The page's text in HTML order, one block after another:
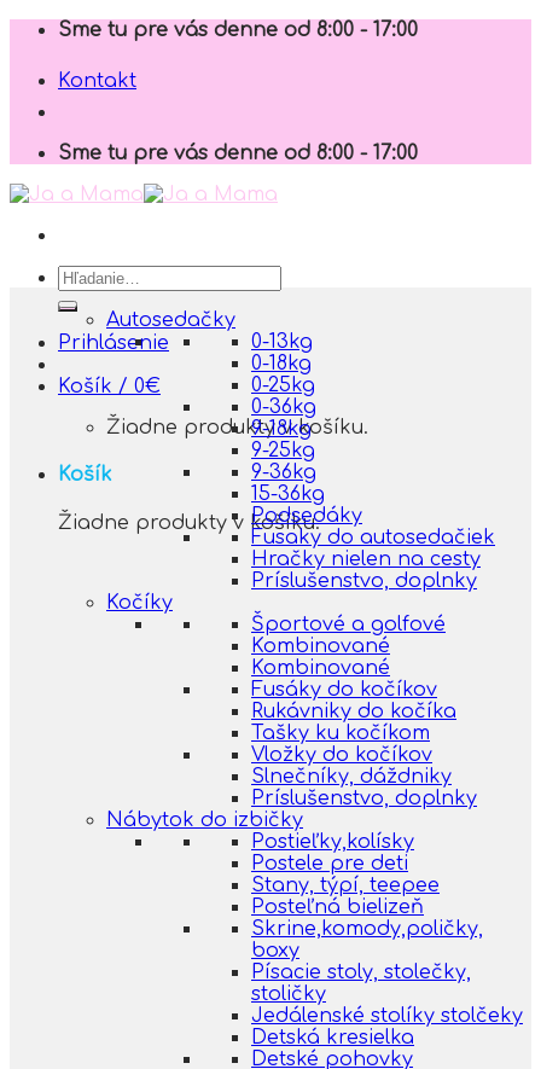
Skip
content
Sme tu pre vás denne od 8:00 - 17:00
Kontakt
Sme tu pre vás denne od 8:00 - 17:00
Hľadať:
Prihlásenie
Košík / 0€
Žiadne produkty v košíku.
Košík
Žiadne produkty v košíku.
Autosedačky
0-13kg
0-18kg
0-25kg
0-36kg
9-18kg
9-25kg
9-36kg
15-36kg
Podsedáky
Fusaky do autosedačiek
Hračky nielen na cesty
Príslušenstvo, doplnky
Kočíky
Športové a golfové
Kombinované
Kombinované
Fusáky do kočíkov
Rukávniky do kočíka
Tašky ku kočíkom
Vložky do kočíkov
Slnečníky, dáždniky
Príslušenstvo, doplnky
Nábytok do izbičky
Postieľky,kolísky
Postele pre deti
Stany, týpí, teepee
Posteľná bielizeň
Skrine,komody,poličky,
boxy
Písacie stoly, stolečky,
stoličky
Jedálenské stolíky stolčeky
Detská kresielka
Detské pohovky